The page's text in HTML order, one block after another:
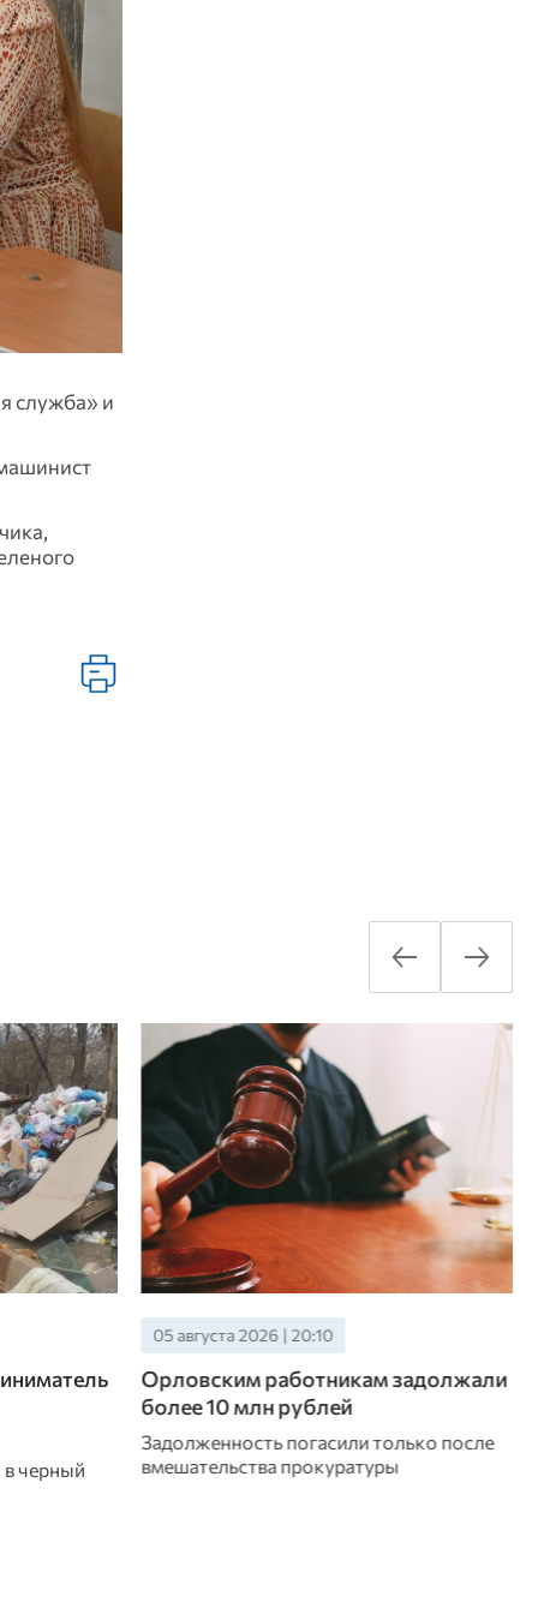
служба» и
черный
05 августа 2026 | 20:10
Орловским работникам задолжали
более 10 млн рублей
Задолженность погасили только после
вмешательства прокуратуры